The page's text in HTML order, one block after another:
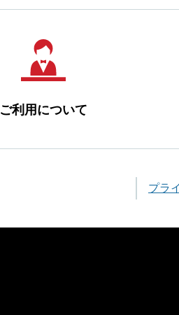
ご利用について
プラ